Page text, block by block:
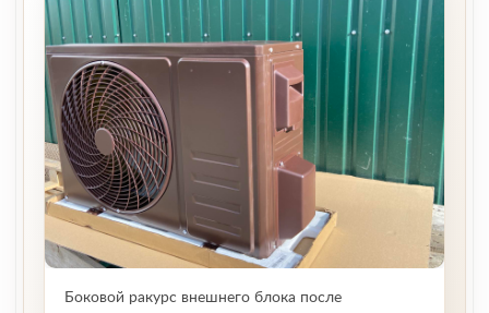
Боковой ракурс внешнего блока после